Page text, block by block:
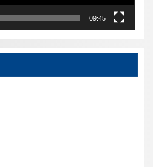
09:45